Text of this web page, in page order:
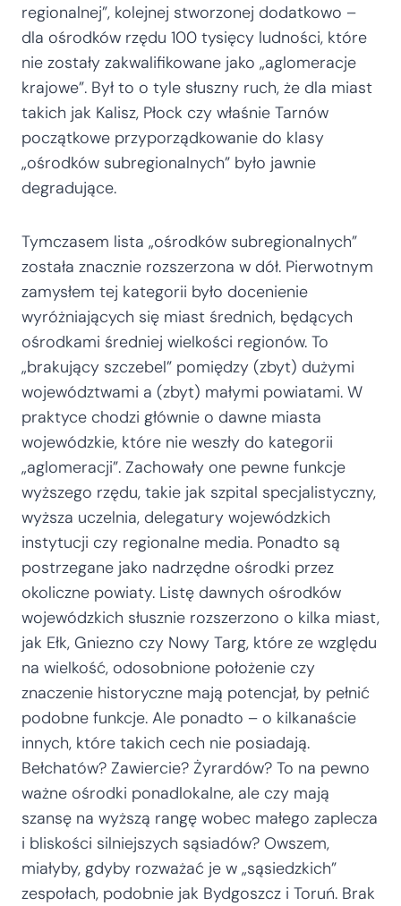
regionalnej”, kolejnej stworzonej dodatkowo –
dla ośrodków rzędu 100 tysięcy ludności, które
nie zostały zakwalifikowane jako „aglomeracje
krajowe”. Był to o tyle słuszny ruch, że dla miast
takich jak Kalisz, Płock czy właśnie Tarnów
początkowe przyporządkowanie do klasy
„ośrodków subregionalnych” było jawnie
degradujące.
Tymczasem lista „ośrodków subregionalnych”
została znacznie rozszerzona w dół. Pierwotnym
zamysłem tej kategorii było docenienie
wyróżniających się miast średnich, będących
ośrodkami średniej wielkości regionów. To
„brakujący szczebel” pomiędzy (zbyt) dużymi
województwami a (zbyt) małymi powiatami. W
praktyce chodzi głównie o dawne miasta
wojewódzkie, które nie weszły do kategorii
„aglomeracji”. Zachowały one pewne funkcje
wyższego rzędu, takie jak szpital specjalistyczny,
wyższa uczelnia, delegatury wojewódzkich
instytucji czy regionalne media. Ponadto są
postrzegane jako nadrzędne ośrodki przez
okoliczne powiaty. Listę dawnych ośrodków
wojewódzkich słusznie rozszerzono o kilka miast,
jak Ełk, Gniezno czy Nowy Targ, które ze względu
na wielkość, odosobnione położenie czy
znaczenie historyczne mają potencjał, by pełnić
podobne funkcje. Ale ponadto – o kilkanaście
innych, które takich cech nie posiadają.
Bełchatów? Zawiercie? Żyrardów? To na pewno
ważne ośrodki ponadlokalne, ale czy mają
szansę na wyższą rangę wobec małego zaplecza
i bliskości silniejszych sąsiadów? Owszem,
miałyby, gdyby rozważać je w „sąsiedzkich”
zespołach, podobnie jak Bydgoszcz i Toruń. Brak